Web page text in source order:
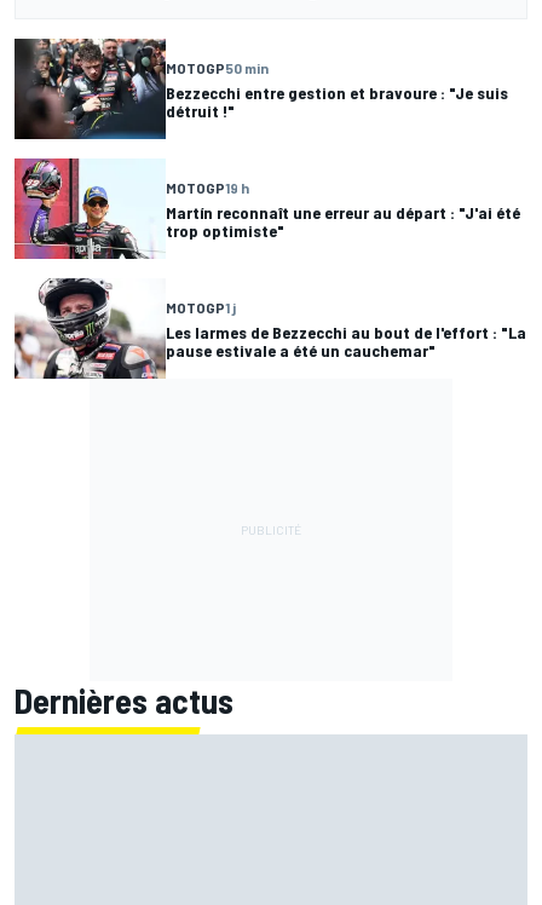
MOTOGP50 min
Bezzecchi entre gestion et bravoure : "Je suis
détruit !"
MOTOGP19 h
Martín reconnaît une erreur au départ : "J'ai été
trop optimiste"
MOTOGP1 j
Les larmes de Bezzecchi au bout de l'effort : "La
pause estivale a été un cauchemar"
Dernières actus